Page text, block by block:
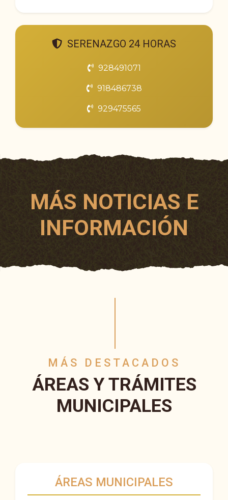
SERENAZGO 24 HORAS
928491071
918486738
929475565
MÁS NOTICIAS E
INFORMACIÓN
MÁS DESTACADOS
ÁREAS Y TRÁMITES
MUNICIPALES
ÁREAS MUNICIPALES